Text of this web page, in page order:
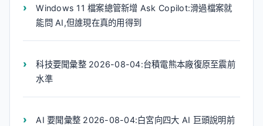
Windows 11 檔案總管新增 Ask Copilot:滑過檔案就
能問 AI,但誰現在真的用得到
科技要聞彙整 2026-08-04:台積電熊本廠復原至震前
水準
AI 要聞彙整 2026-08-04:白宮向四大 AI 巨頭說明前